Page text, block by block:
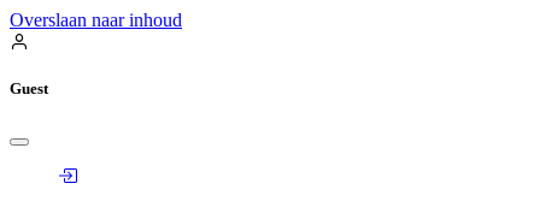
Overslaan naar inhoud
Guest